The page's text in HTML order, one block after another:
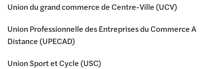
Union du grand commerce de Centre-Ville (UCV)
Union Professionnelle des Entreprises du Commerce A
Distance (UPECAD)
Union Sport et Cycle (USC)